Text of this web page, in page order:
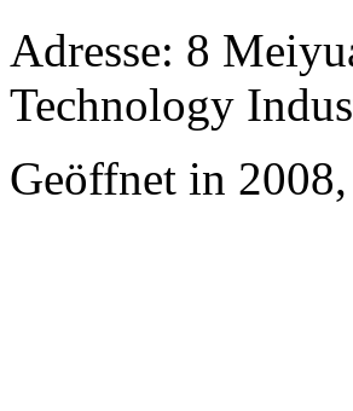
Adresse: 8
Technology
Geöffnet in